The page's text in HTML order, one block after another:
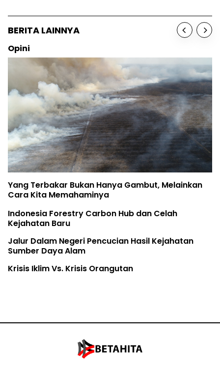
BERITA LAINNYA
Opini
Yang Terbakar Bukan Hanya Gambut, Melainkan
Cara Kita Memahaminya
Indonesia Forestry Carbon Hub dan Celah
Kejahatan Baru
Jalur Dalam Negeri Pencucian Hasil Kejahatan
Sumber Daya Alam
Krisis Iklim Vs. Krisis Orangutan